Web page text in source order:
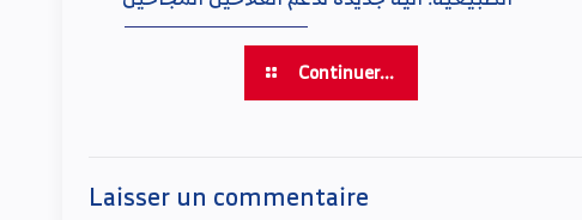
Continuer...
Laisser un commentaire